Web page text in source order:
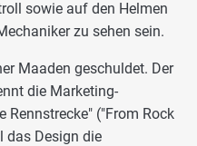
sowie auf den Helmen
zu sehen sein.
Maaden geschuldet. Der
die Marketing-
Rennstrecke" ("From Rock
das Design die